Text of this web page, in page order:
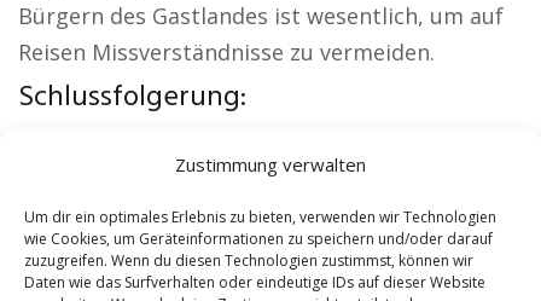
Zustimmung verwalten
Um dir ein optimales Erlebnis zu bieten, verwenden wir Technologien
wie Cookies, um Geräteinformationen zu speichern und/oder darauf
zuzugreifen. Wenn du diesen Technologien zustimmst, können wir
Daten wie das Surfverhalten oder eindeutige IDs auf dieser Website
Bürgern des Gastlandes ist wesentlich, um auf
Reisen Missverständnisse zu vermeiden.
Schlussfolgerung:
Sicherheitsdienst Erlenbach |Versicherung
Erlenbach|Hundeschule Erlenbach|Schamane
Erlenbach|Reisebüro Erlenbach